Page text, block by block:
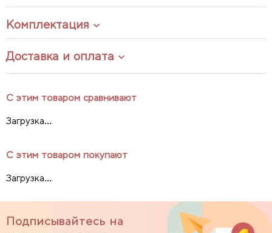
Комплектация
Доставка и оплата
С этим товаром сравнивают
Загрузка...
С этим товаром покупают
Загрузка...
Подписывайтесь на